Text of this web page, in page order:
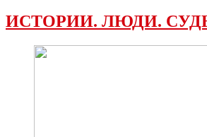
ИСТОРИИ. ЛЮДИ.